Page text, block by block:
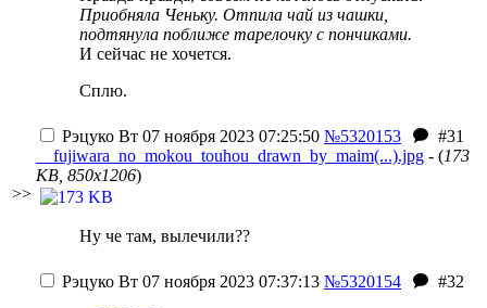
Приобняла Ченьку. Отпила чай из чашки,
подтянула поближе тарелочку с пончиками.
И сейчас не хочется.
Сплю.
>>
Рэцуко Вт 07 ноября 2023 07:25:50 №5320153
#31
__fujiwara_no_mokou_touhou_drawn_by_maim(...).jpg - (173
KB, 850x1206)
Ну че там, вылечили??
Рэцуко Вт 07 ноября 2023 07:37:13 №5320154
#32